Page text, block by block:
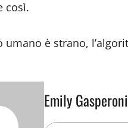
così.
umano è strano,
Emily Gasperoni